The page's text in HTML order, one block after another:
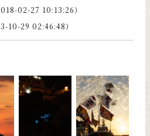
02-27 10:13:26）
10-29 02:46:48）